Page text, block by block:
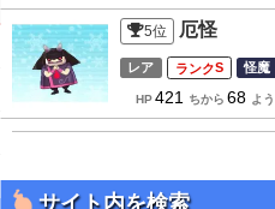
5位 厄怪
レア S 怪魔
HP421 ちから 68 よ
サイト内を検索